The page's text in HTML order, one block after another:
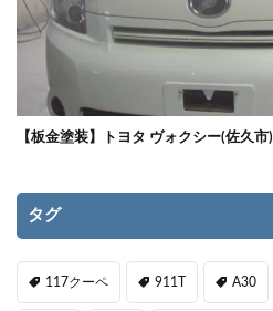
【板金塗装】トヨタ ヴォクシー(佐久市)
タグ
117クーペ 911T A30